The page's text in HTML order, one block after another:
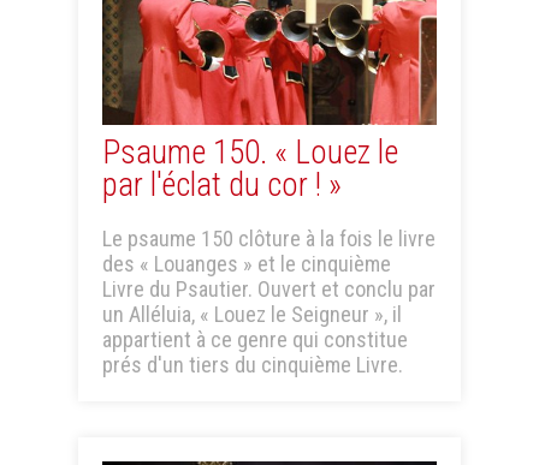
Psaume 150. « Louez le
par l'éclat du cor ! »
Le psaume 150 clôture à la fois le livre
des « Louanges » et le cinquième
Livre du Psautier. Ouvert et conclu par
un Alléluia, « Louez le Seigneur », il
appartient à ce genre qui constitue
prés d'un tiers du cinquième Livre.